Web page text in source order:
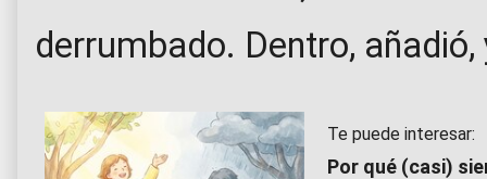
derrumbado. Dentro,
Te puede interesar:
Por qué (casi)